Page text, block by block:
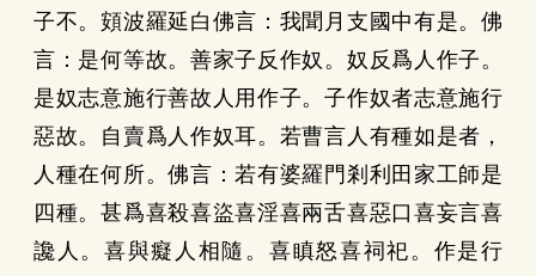
子不。頞波羅延白佛言：我聞月支國中有是。佛
言：是何等故。善家子反作奴。奴反爲人作子。
是奴志意施行善故人用作子。子作奴者志意施行
惡故。自賣爲人作奴耳。若曹言人有種如是者，
人種在何所。佛言：若有婆羅門剎利田家工師是
四種。甚爲喜殺喜盜喜淫喜兩舌喜惡口喜妄言喜
讒人。喜與癡人相隨。喜瞋怒喜祠祀。作是行